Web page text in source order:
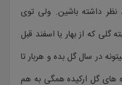
نظر داشته باشین. ولی توی
گلی که از بهار یا اسفند قبل
در سال گل بده و هربار تا
های گل ارکیده همگی به هم